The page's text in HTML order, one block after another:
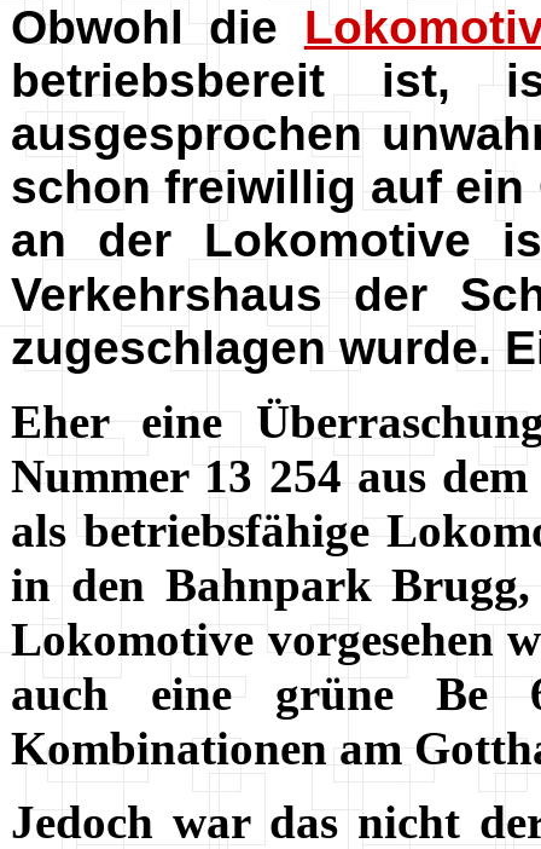
Obwohl die
betriebsbereit ist,
ausgesprochen
schon freiwillig auf ein
an der Lokomotive
Verkehrshaus der
zugeschlagen wurde.
Eher eine
Nummer 13 254 aus
als betriebsfähige
in den Bahnpark
Lokomotive vorgesehen
auch eine grüne Be
Kombinationen am
Jedoch war das nicht